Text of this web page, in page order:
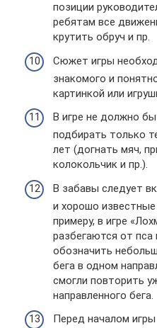
позиции
ребятам все
крутить обруч и пр.
Сюжет игры
знакомого и
картинкой или
В игре не должно
подбирать только
лет (догнать мяч,
колокольчик и пр.).
В забавы следует
и хорошо
примеру, в игре
разбегаются от
обозначить
бега в одном
смогли повторить
направленного бега.
Перед началом